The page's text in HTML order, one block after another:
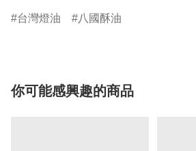
台灣燈油 八國酥油
你可能感興趣的商品